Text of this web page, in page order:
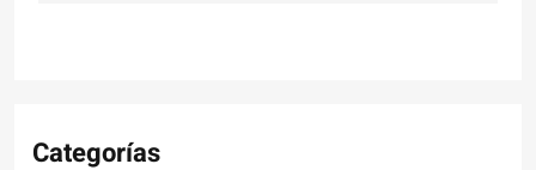
Categorías